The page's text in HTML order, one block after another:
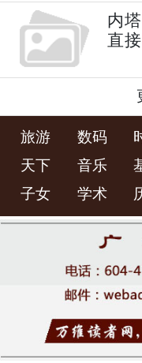
内
直
旅游 数码
天下
音乐
子女
学术